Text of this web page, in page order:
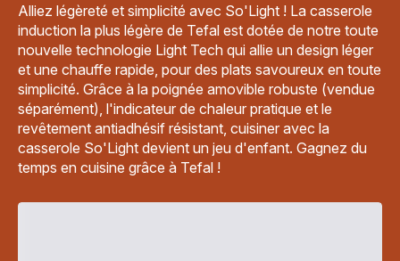
Alliez légèreté et simplicité avec So'Light ! La casserole
induction la plus légère de Tefal est dotée de notre toute
nouvelle technologie Light Tech qui allie un design léger
et une chauffe rapide, pour des plats savoureux en toute
simplicité. Grâce à la poignée amovible robuste (vendue
séparément), l'indicateur de chaleur pratique et le
revêtement antiadhésif résistant, cuisiner avec la
casserole So'Light devient un jeu d'enfant. Gagnez du
temps en cuisine grâce à Tefal !